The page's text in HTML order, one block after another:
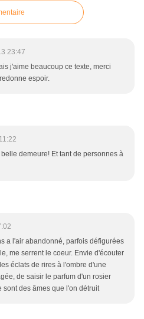
23:47
j'aime beaucoup ce texte, merci
espoir.
demeure! Et tant de personnes à
a l'air abandonné, parfois défigurées
me serrent le coeur. Envie d'écouter
éclats de rires à l'ombre d'une
de saisir le parfum d'un rosier
sont des âmes que l'on détruit